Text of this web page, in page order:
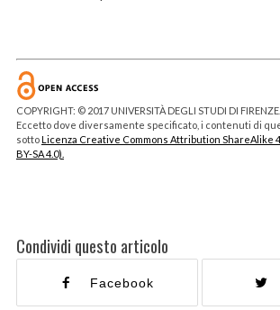
COPYRIGHT: © 2017 UNIVERSITÀ DEGLI STUDI DI FIRENZE.
Eccetto dove diversamente specificato, i contenuti di
sottoLicenza Creative Commons Attribution ShareAlike
BY-SA 4.0).
Condividi questo articolo
Facebook